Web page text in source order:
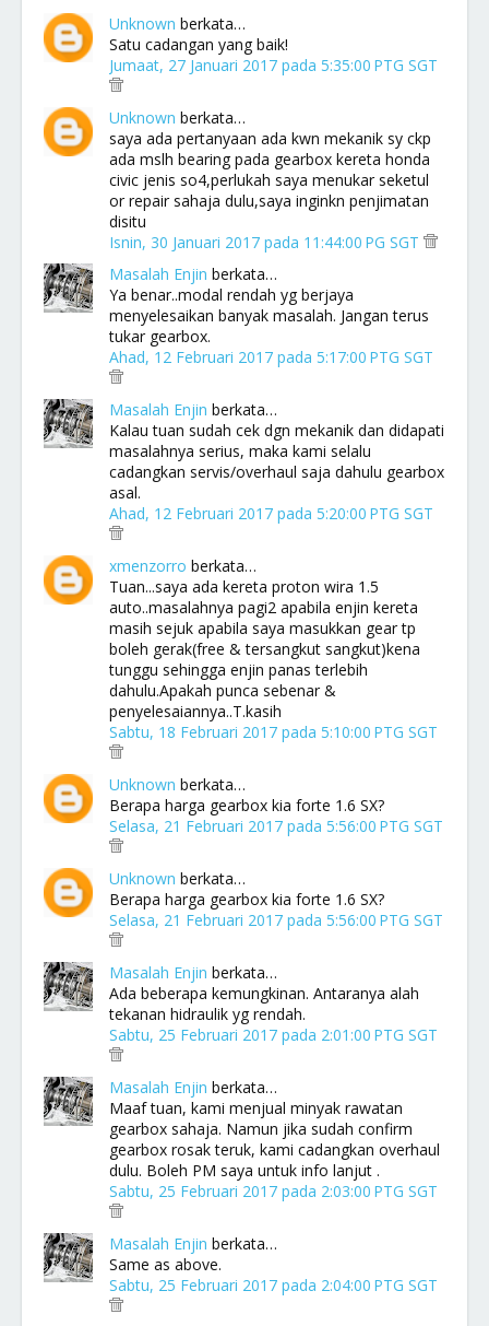
Unknown berkata…
Satu cadangan yang baik!
Jumaat, 27 Januari 2017 pada 5:35:00 PTG SGT
Unknown berkata…
saya ada pertanyaan ada kwn mekanik sy ckp
ada mslh bearing pada gearbox kereta honda
civic jenis so4,perlukah saya menukar seketul
or repair sahaja dulu,saya inginkn penjimatan
disitu
Isnin, 30 Januari 2017 pada 11:44:00 PG SGT
Masalah Enjin berkata…
Ya benar..modal rendah yg berjaya
menyelesaikan banyak masalah. Jangan terus
tukar gearbox.
Ahad, 12 Februari 2017 pada 5:17:00 PTG SGT
Masalah Enjin berkata…
Kalau tuan sudah cek dgn mekanik dan didapati
masalahnya serius, maka kami selalu
cadangkan servis/overhaul saja dahulu gearbox
asal.
Ahad, 12 Februari 2017 pada 5:20:00 PTG SGT
xmenzorro berkata…
Tuan...saya ada kereta proton wira 1.5
auto..masalahnya pagi2 apabila enjin kereta
masih sejuk apabila saya masukkan gear tp
boleh gerak(free & tersangkut sangkut)kena
tunggu sehingga enjin panas terlebih
dahulu.Apakah punca sebenar &
penyelesaiannya..T.kasih
Sabtu, 18 Februari 2017 pada 5:10:00 PTG SGT
Unknown berkata…
Berapa harga gearbox kia forte 1.6 SX?
Selasa, 21 Februari 2017 pada 5:56:00 PTG SGT
Unknown berkata…
Berapa harga gearbox kia forte 1.6 SX?
Selasa, 21 Februari 2017 pada 5:56:00 PTG SGT
Masalah Enjin berkata…
Ada beberapa kemungkinan. Antaranya alah
tekanan hidraulik yg rendah.
Sabtu, 25 Februari 2017 pada 2:01:00 PTG SGT
Masalah Enjin berkata…
Maaf tuan, kami menjual minyak rawatan
gearbox sahaja. Namun jika sudah confirm
gearbox rosak teruk, kami cadangkan overhaul
dulu. Boleh PM saya untuk info lanjut .
Sabtu, 25 Februari 2017 pada 2:03:00 PTG SGT
Masalah Enjin berkata…
Same as above.
Sabtu, 25 Februari 2017 pada 2:04:00 PTG SGT